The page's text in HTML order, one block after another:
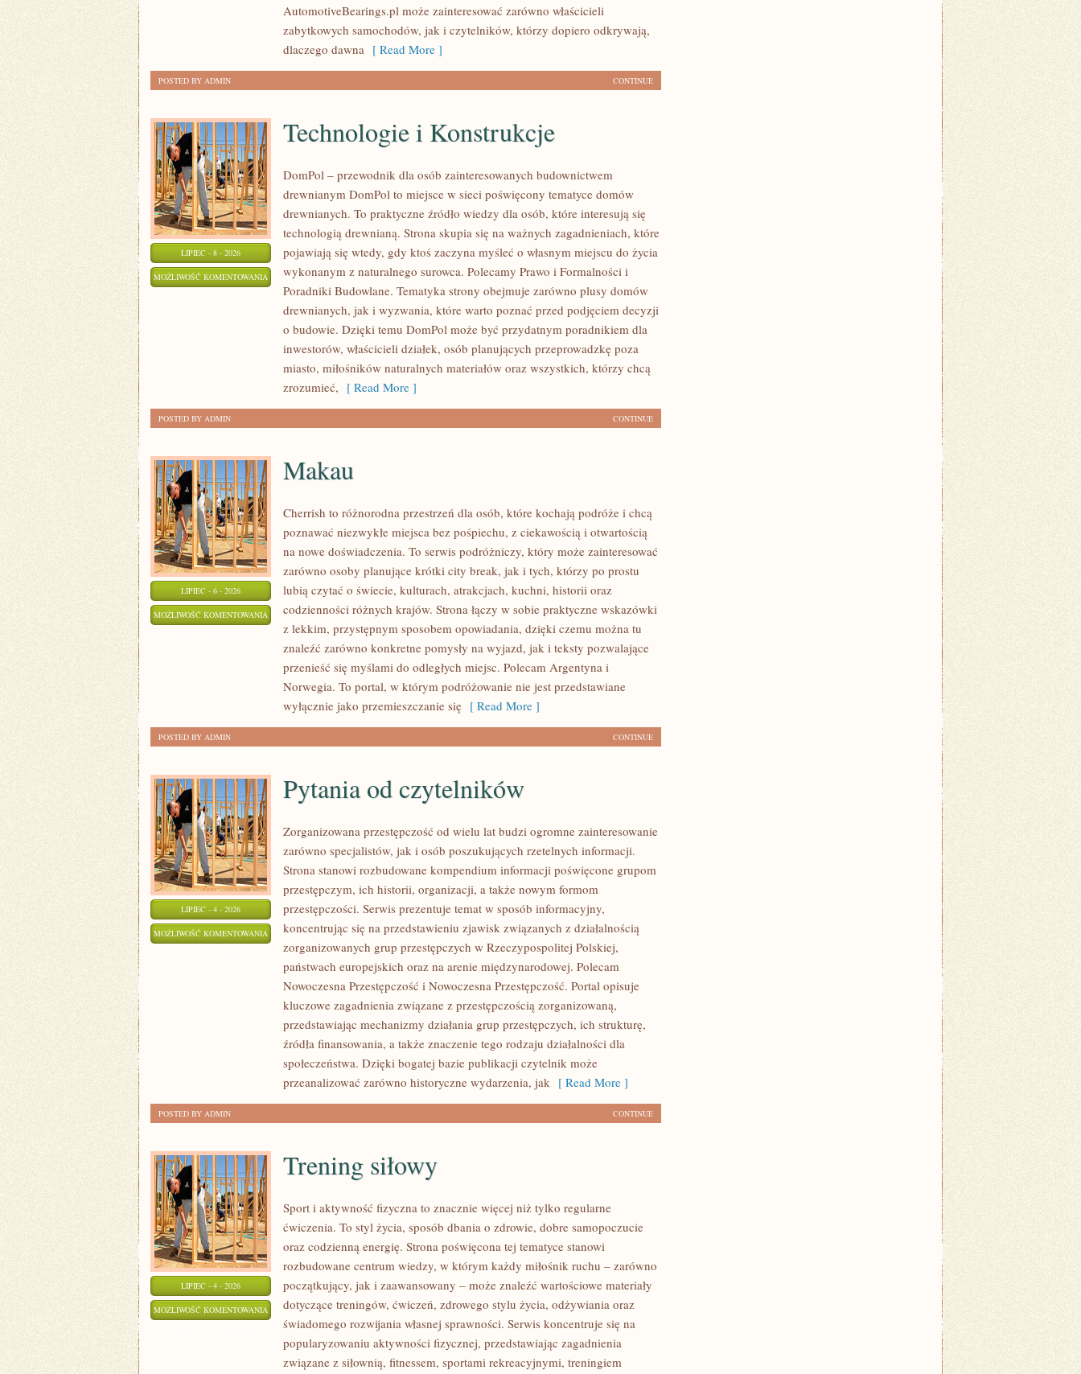
AutomotiveBearings.pl może zainteresować zarówno właścicieli
zabytkowych samochodów, jak i czytelników, którzy dopiero odkrywają,
dlaczego dawna [ Read More ]
CONTINUE
POSTED BY ADMIN
LIPIEC - 8 - 2026
MOŻLIWOŚĆ KOMENTOWANIA TECHNOLOGIE
KONSTRUKCJE
Technologie i Konstrukcje
DomPol – przewodnik dla osób zainteresowanych budownictwem
drewnianym DomPol to miejsce w sieci poświęcony tematyce domów
drewnianych. To praktyczne źródło wiedzy dla osób, które interesują się
technologią drewnianą. Strona skupia się na ważnych zagadnieniach, które
pojawiają się wtedy, gdy ktoś zaczyna myśleć o własnym miejscu do życia
wykonanym z naturalnego surowca. Polecamy Prawo i Formalności i
Poradniki Budowlane. Tematyka strony obejmuje zarówno plusy domów
drewnianych, jak i wyzwania, które warto poznać przed podjęciem decyzji
o budowie. Dzięki temu DomPol może być przydatnym poradnikiem dla
inwestorów, właścicieli działek, osób planujących przeprowadzkę poza
miasto, miłośników naturalnych materiałów oraz wszystkich, którzy chcą
zrozumieć, [ Read More ]
CONTINUE
POSTED BY ADMIN
LIPIEC - 6 - 2026
MOŻLIWOŚĆ KOMENTOWANIA MAKAU
Makau
Cherrish to różnorodna przestrzeń dla osób, które kochają podróże i chcą
poznawać niezwykłe miejsca bez pośpiechu, z ciekawością i otwartością
na nowe doświadczenia. To serwis podróżniczy, który może zainteresować
zarówno osoby planujące krótki city break, jak i tych, którzy po prostu
lubią czytać o świecie, kulturach, atrakcjach, kuchni, historii oraz
codzienności różnych krajów. Strona łączy w sobie praktyczne wskazówki
z lekkim, przystępnym sposobem opowiadania, dzięki czemu można tu
znaleźć zarówno konkretne pomysły na wyjazd, jak i teksty pozwalające
przenieść się myślami do odległych miejsc. Polecam Argentyna i
Norwegia. To portal, w którym podróżowanie nie jest przedstawiane
wyłącznie jako przemieszczanie się [ Read More ]
CONTINUE
POSTED BY ADMIN
LIPIEC - 4 - 2026
MOŻLIWOŚĆ KOMENTOWANIA PYTANIA
CZYTELNIKÓW
Pytania od czytelników
Zorganizowana przestępczość od wielu lat budzi ogromne zainteresowanie
zarówno specjalistów, jak i osób poszukujących rzetelnych informacji.
Strona stanowi rozbudowane kompendium informacji poświęcone grupom
przestępczym, ich historii, organizacji, a także nowym formom
przestępczości. Serwis prezentuje temat w sposób informacyjny,
koncentrując się na przedstawieniu zjawisk związanych z działalnością
zorganizowanych grup przestępczych w Rzeczypospolitej Polskiej,
państwach europejskich oraz na arenie międzynarodowej. Polecam
Nowoczesna Przestępczość i Nowoczesna Przestępczość. Portal opisuje
kluczowe zagadnienia związane z przestępczością zorganizowaną,
przedstawiając mechanizmy działania grup przestępczych, ich strukturę,
źródła finansowania, a także znaczenie tego rodzaju działalności dla
społeczeństwa. Dzięki bogatej bazie publikacji czytelnik może
przeanalizować zarówno historyczne wydarzenia, jak [ Read More ]
CONTINUE
POSTED BY ADMIN
LIPIEC - 4 - 2026
MOŻLIWOŚĆ KOMENTOWANIA TRENING
SIŁOWY
Trening siłowy
Sport i aktywność fizyczna to znacznie więcej niż tylko regularne
ćwiczenia. To styl życia, sposób dbania o zdrowie, dobre samopoczucie
oraz codzienną energię. Strona poświęcona tej tematyce stanowi
rozbudowane centrum wiedzy, w którym każdy miłośnik ruchu – zarówno
początkujący, jak i zaawansowany – może znaleźć wartościowe materiały
dotyczące treningów, ćwiczeń, zdrowego stylu życia, odżywiania oraz
świadomego rozwijania własnej sprawności. Serwis koncentruje się na
popularyzowaniu aktywności fizycznej, przedstawiając zagadnienia
związane z siłownią, fitnessem, sportami rekreacyjnymi, treningiem